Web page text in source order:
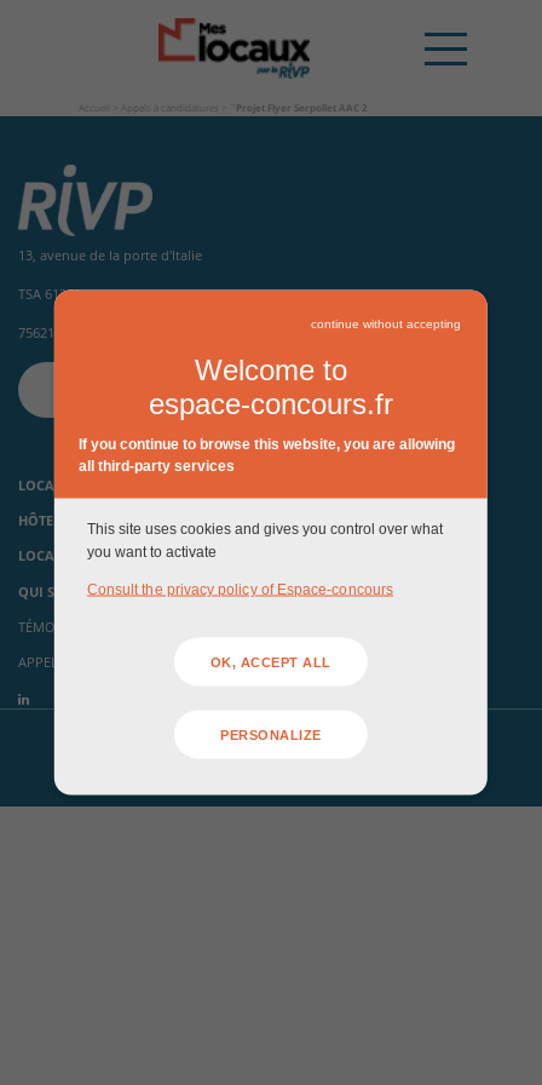
Accueil Appels à candidatures ¨Projet Flyer Serpollet AAC 2
13, avenue de la porte d'Italie
TSA 61371
75621 Paris Cedex 13
LOCAUX D’ACTIVITÉS ET HÔTELS INDUSTRIELS
HÔTELS D’ENTREPRISES, PÉPINIÈRES ET INCUBATEURS
LOCAUX ÉVÉNEMENTIELS
QUI SOMMES-NOUS ?
TÉMOIGNAGES
APPELS À CANDIDATURES
continue without accepting
Welcome to
espace-concours.fr
If you continue to browse this website, you are allowing
all third-party services
This site uses cookies and gives you control over what
you want to activate
Consult the privacy policy of Espace-concours
OK, ACCEPT ALL
PERSONALIZE